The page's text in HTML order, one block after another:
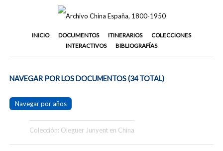
INICIO DOCUMENTOS ITINERARIOS
COLECCIONES
INTERACTIVOS
BIBLIOGRAFÍAS
NAVEGAR POR LOS DOCUMENTOS (34 TOTAL)
Navegar por años
Colección: Oleguer Junyent en China